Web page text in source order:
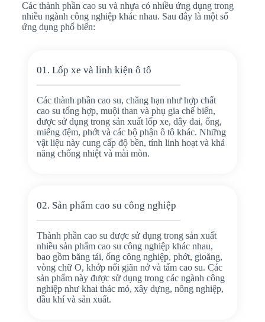
Các thành phần cao su và nhựa có nhiều ứng dụng trong
nhiều ngành công nghiệp khác nhau. Sau đây là một số
ứng dụng phổ biến:
01. Lốp xe và linh kiện ô tô
Các thành phần cao su, chẳng hạn như hợp chất
cao su tổng hợp, muội than và phụ gia chế biến,
được sử dụng trong sản xuất lốp xe, dây đai, ống,
miếng đệm, phớt và các bộ phận ô tô khác. Những
vật liệu này cung cấp độ bền, tính linh hoạt và khả
năng chống nhiệt và mài mòn.
02. Sản phẩm cao su công nghiệp
Thành phần cao su được sử dụng trong sản xuất
nhiều sản phẩm cao su công nghiệp khác nhau,
bao gồm băng tải, ống công nghiệp, phớt, gioăng,
vòng chữ O, khớp nối giãn nở và tấm cao su. Các
sản phẩm này được sử dụng trong các ngành công
nghiệp như khai thác mỏ, xây dựng, nông nghiệp,
dầu khí và sản xuất.